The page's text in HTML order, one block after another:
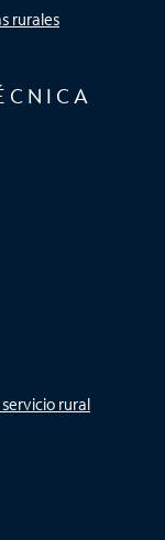
rurales
rural